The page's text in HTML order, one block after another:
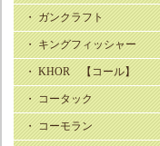
・ ガンクラフト
・ キングフィッシャー
・ KHOR 【コール】
・ コータック
・ コーモラン